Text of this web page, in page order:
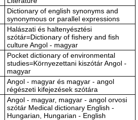
Dictionary of english synonyms and
synonymous or parallel expressions
Halászati és haltenyésztési
szótár=Dictionary of fishery and fish
culture Angol - magyar
Pocket dictionary of environmental
studies=Környezettani kiszótár Angol -
magyar
Angol - magyar és magyar - angol
régészeti kifejezések szótára
Angol - magyar, magyar - angol orvosi
szótár Medical dictionary English -
Hungarian, Hungarian - English